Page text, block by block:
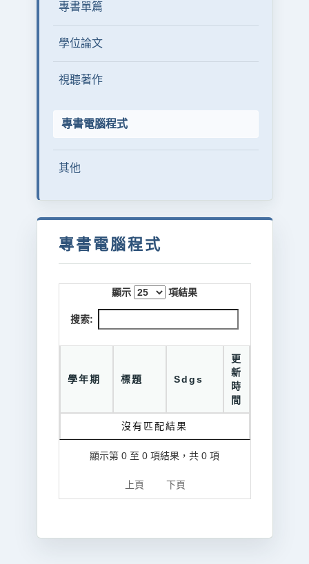
專書單篇
學位論文
視聽著作
專書電腦程式
其他
專書電腦程式
顯示 項結果
搜索:
學年期 標題 Sdgs
更
新
時
間
沒有匹配結果
顯示第 0 至 0 項結果，共 0 項
上頁 下頁